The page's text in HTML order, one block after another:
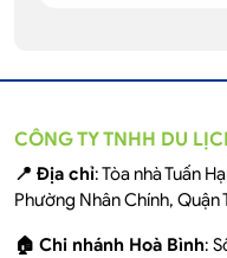
CÔNG TY TNHH DU
📍 Địa chỉ: Tòa nhà Tuấn
Phường Nhân Chính, Quận
🏠 Chi nhánh Hoà Bình: